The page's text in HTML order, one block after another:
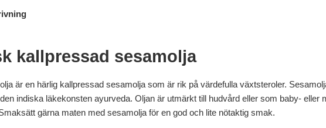
kallpressad sesamolja
är en härlig kallpressad sesamolja som är rik på värdefulla växtsteroler.
indiska läkekonsten ayurveda. Oljan är utmärkt till hudvård eller som baby- eller
gärna maten med sesamolja för en god och lite nötaktig smak.